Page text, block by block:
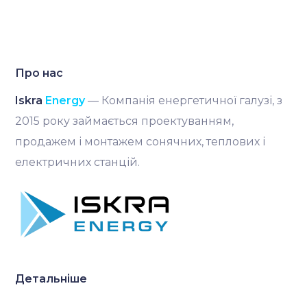
Про нас
Iskra Energy— Компанія енергетичної галузі, з
2015 року займається проектуванням,
продажем і монтажем сонячних, теплових і
електричних станцій.
Детальніше